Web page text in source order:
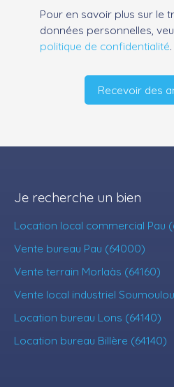
Pour en savoir plus sur le
données personnelles,
politique de confidentialité.
Recevoir des
Je recherche un bien
Location local commercial Pau
Vente bureau Pau (64000)
Vente terrain Morlaàs (64160)
Vente local industriel
Location bureau Lons (64140)
Location bureau Billère (64140)